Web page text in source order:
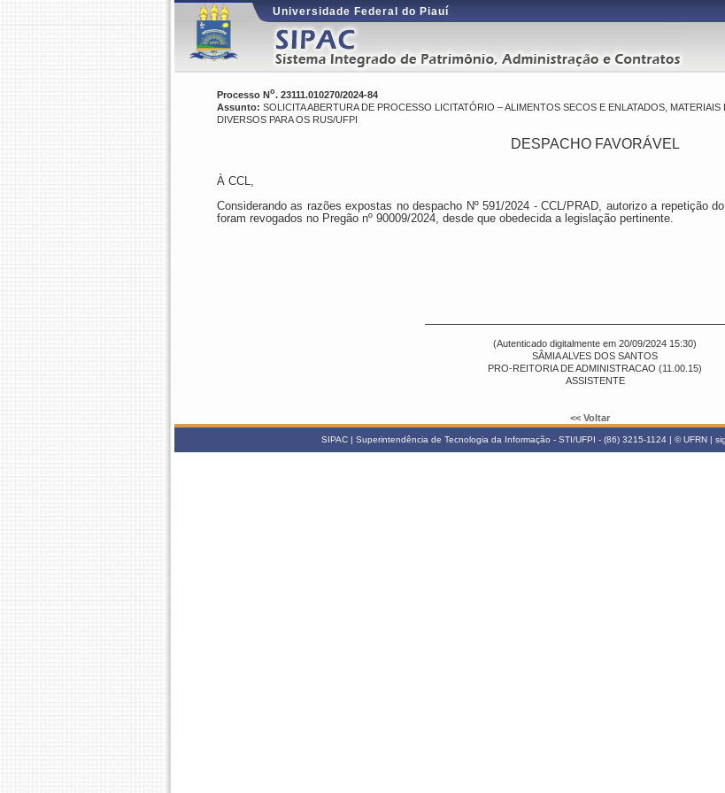
Universidade Federal do Piauí
Processo No. 23111.010270/2024-84
Assunto: SOLICITA ABERTURA DE PROCESSO LICITATÓRIO – ALIMENTOS SECOS E ENLATADOS,
DIVERSOS PARA OS RUS/UFPI
DESPACHO FAVORÁVEL
À CCL,
Considerando as razões expostas no despacho Nº 591/2024 - CCL/PRAD, autorizo a repetição
foram revogados no Pregão nº 90009/2024, desde que obedecida a legislação pertinente.
(Autenticado digitalmente em 20/09/2024 15:30)
SÂMIA ALVES DOS SANTOS
PRO-REITORIA DE ADMINISTRACAO (11.00.15)
ASSISTENTE
<< Voltar
SIPAC | Superintendência de Tecnologia da Informação - STI/UFPI - (86) 3215-1124 | © UFRN |